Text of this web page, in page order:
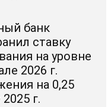
банк
ставку
на уровне
2026 г.
на 0,25
г.